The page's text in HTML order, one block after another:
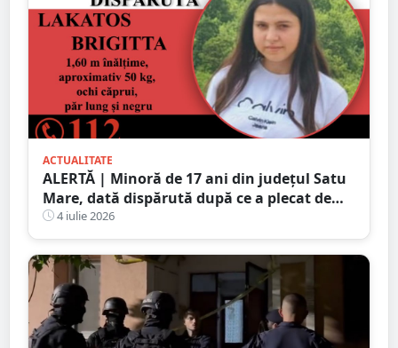
ACTUALITATE
ALERTĂ | Minoră de 17 ani din județul Satu
Mare, dată dispărută după ce a plecat de
acasă în toiul nopții. Poliția cere ajutorul
populației
4 iulie 2026